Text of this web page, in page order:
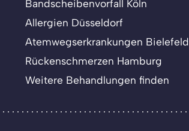
Bandscheibenvorfall Köln
Allergien Düsseldorf
Atemwegserkrankungen Bielefeld
Rückenschmerzen Hamburg
Weitere Behandlungen finden